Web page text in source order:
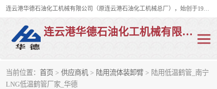
连云港华德石油化工机械有限公司（原连云港石油化工机械总厂），始创于1982年，是从事码头船用流体装卸臂、陆用流体装卸臂（鹤管）、活动梯、钢构平台、定量装车系统等全系列流体装卸设备的设计、制造、销售以及服务的专业供应商。
连云港华德石油化工机械有限公司
当前位置： 首页 > 供应商机 > 陆用流体装卸臂 > 陆用低温鹤管_南宁
LNG低温鹤管厂家_华德
陆用流体装卸臂